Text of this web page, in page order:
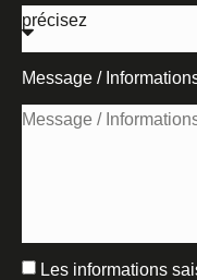
Message /
Les informations